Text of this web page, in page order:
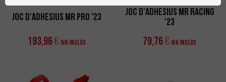
Joc d'Adhesius MR Pro '23
193,96€ IVA Inclòs
Joc d'Adhesius MR Racing
'23
79,76€ IVA Inclòs